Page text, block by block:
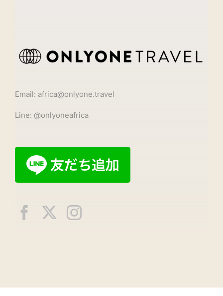
Email: africa@onlyone.travel
Line: @onlyoneafrica